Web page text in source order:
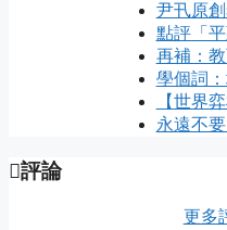
尹卂原
點評「平
再補：
學個詞
【世界
永遠不要
評論
更多